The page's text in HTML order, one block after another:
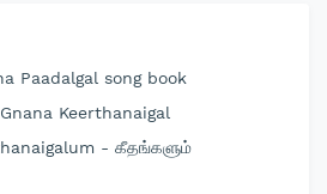
Paadalgal song book
Keerthanaigal
- கீதங்களும்